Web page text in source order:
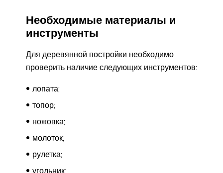
Необходимые материалы и
инструменты
Для деревянной постройки необходимо
проверить наличие следующих инструментов:
лопата;
топор;
ножовка;
молоток;
рулетка;
угольник;